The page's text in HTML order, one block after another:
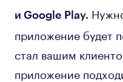
и Google Play.
приложение будет
стал вашим
приложение